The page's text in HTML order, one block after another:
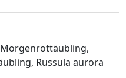
Russula aurora